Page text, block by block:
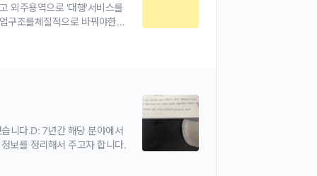
외주용역으로 '대행'서비스를
구조를체질적으로 바꿔야한다
니다.D: 7년간 해당 분야에서
보를 정리해서 주고자 합니다.